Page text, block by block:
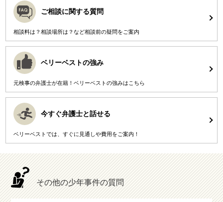
ご相談に関する質問
相談料は？相談場所は？など相談前の疑問をご案内
ベリーベストの強み
元検事の弁護士が在籍！ベリーベストの強みはこちら
今すぐ弁護士と話せる
ベリーベストでは、すぐに見通しや費用をご案内！
その他の少年事件の質問